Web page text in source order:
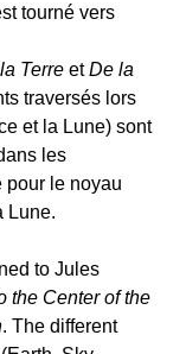
tourné vers
Terre etDe la
traversés lors
et la Lune) sont
les
pour le noyau
Lune.
to Jules
the Center of the
. The different